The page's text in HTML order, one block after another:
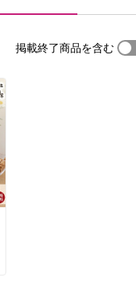
掲載終了商品を含む